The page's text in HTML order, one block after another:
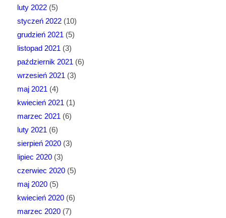
luty 2022(5)
styczeń 2022(10)
grudzień 2021 (5)
listopad 2021 (3)
październik 2021 (6)
wrzesień 2021 (3)
maj 2021 (4)
kwiecień 2021 (1)
marzec 2021 (6)
luty 2021 (6)
sierpień 2020(3)
lipiec 2020(3)
czerwiec 2020(5)
maj 2020(5)
kwiecień 2020(6)
marzec 2020(7)